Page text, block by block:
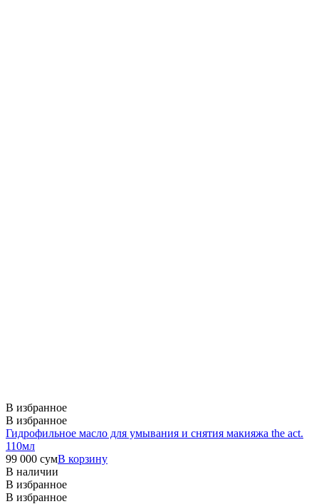
В избранное
В избранное
Гидрофильное масло для умывания и снятия макияжа the act.
110мл
99 000 сумВ корзину
В наличии
В избранное
В избранное